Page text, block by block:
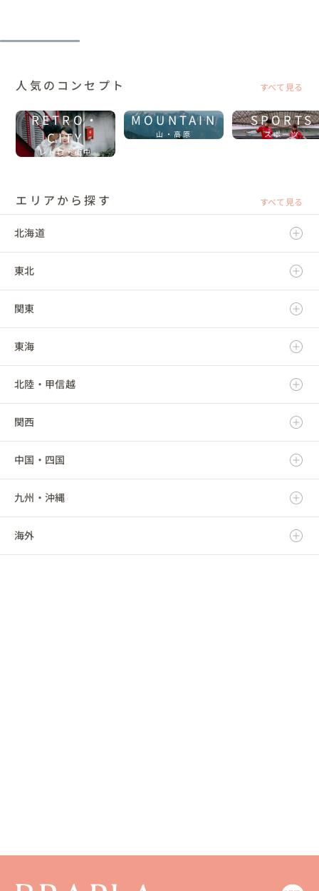
人気のコンセプト すべて見る
RETRO・
CITY
レトロ・街中
MOUNTAIN
山・高原
SPORTS
スポーツ
エリアから探す すべて見る
北海道
北海道
東北
青森県
岩手県
宮城県
秋田県
山形県
福島県
関東
茨城県
栃木県
群馬県
埼玉県
千葉県
東京都
東海
岐阜県
静岡県
愛知県
三重県
北陸・甲信越
新潟県
富山県
石川県
福井県
関西
滋賀県
京都府
大阪府
中国・四国
鳥取県
島根県
九州・沖縄
福岡県
海外